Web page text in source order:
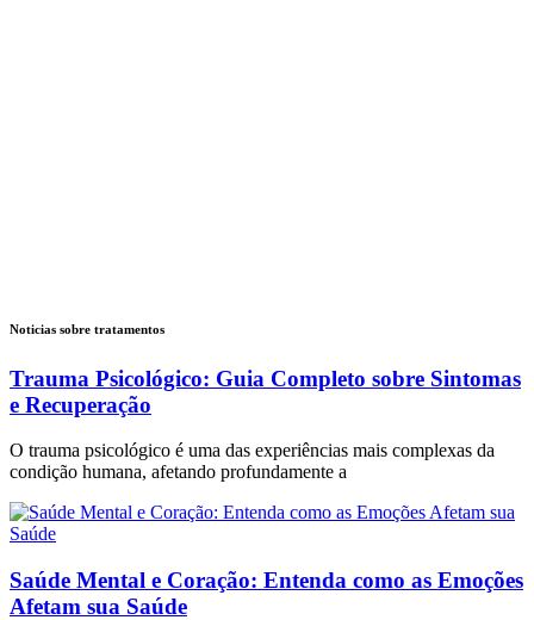
Noticias sobre tratamentos
Trauma Psicológico: Guia Completo sobre Sintomas
e Recuperação
O trauma psicológico é uma das experiências mais complexas da
condição humana, afetando profundamente a
Saúde Mental e Coração: Entenda como as Emoções
Afetam sua Saúde